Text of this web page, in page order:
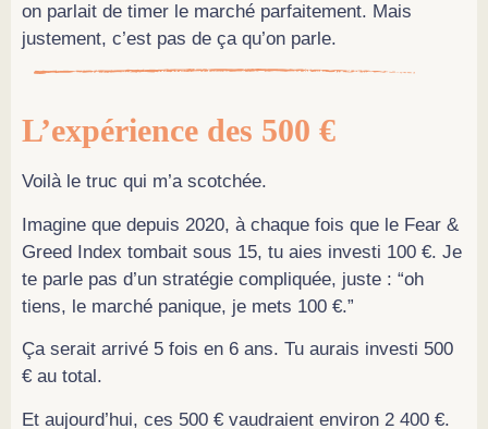
on parlait de timer le marché parfaitement. Mais
justement, c’est pas de ça qu’on parle.
L’expérience des 500 €
Voilà le truc qui m’a scotchée.
Imagine que depuis 2020, à chaque fois que le Fear &
Greed Index tombait sous 15, tu aies investi 100 €. Je
te parle pas d’un stratégie compliquée, juste : “oh
tiens, le marché panique, je mets 100 €.”
Ça serait arrivé 5 fois en 6 ans. Tu aurais investi 500
€ au total.
Et aujourd’hui, ces 500 € vaudraient environ 2 400 €.